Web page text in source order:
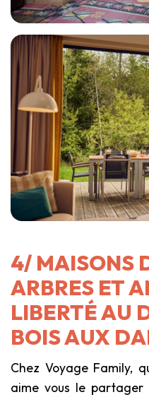
4/ MAISONS
ARBRES ET
LIBERTÉ AU
BOIS AUX
Chez Voyage Family,
aime vous le